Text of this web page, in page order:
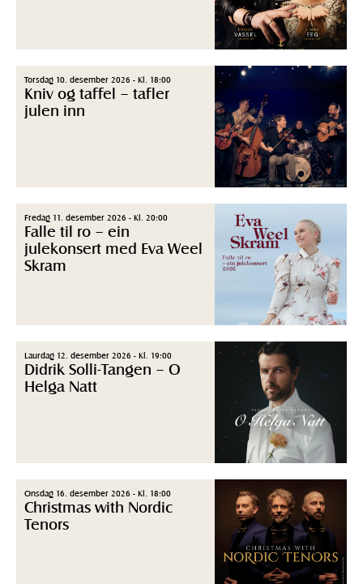
Torsdag 10. desember 2026 - Kl. 18:00
Kniv og taffel – tafler
julen inn
Fredag 11. desember 2026 - Kl. 20:00
Falle til ro – ein
julekonsert med Eva Weel
Skram
Laurdag 12. desember 2026 - Kl. 19:00
Didrik Solli-Tangen – O
Helga Natt
Onsdag 16. desember 2026 - Kl. 18:00
Christmas with Nordic
Tenors